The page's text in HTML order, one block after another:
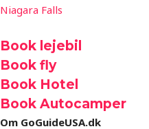
Niagara Falls
Book lejebil
Book fly
Book Hotel
Book Autocamper
Om GoGuideUSA.dk